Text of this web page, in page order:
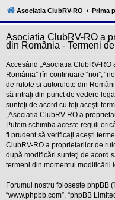
l
u
R
V
-
m
u
n
i
t
a
t
e
a
p
o
s
e
o
r
Asociatia ClubRV-RO Prima
Asociatia ClubRV-RO a
din România - Termeni
Accesând „Asociatia ClubRV-
România” (în continuare “noi”,
de rulote si autorulote din
să intraţi din punct de vedere
sunteţi de acord cu toţi aceşti
„Asociatia ClubRV-RO a
Putem schimba aceste reguli
fi prudent să verificaţi aceşti
ClubRV-RO a proprietarilor de
după modificări sunteţi de acord
termeni din momentul modificării
Forumul nostru foloseşte phpBB
“www.phpbb.com”, “phpBB